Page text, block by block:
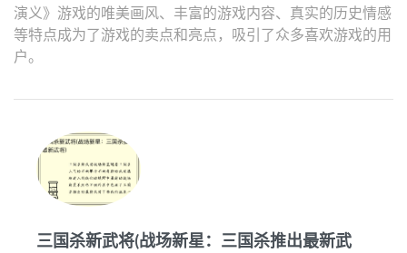
演义》游戏的唯美画风、丰富的游戏内容、真实的历史情感
等特点成为了游戏的卖点和亮点，吸引了众多喜欢游戏的用
户。
三国杀新武将(战场新星：三国杀推出最新武